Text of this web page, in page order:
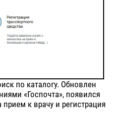
по каталогу. Обновлен
«Госпочта», появился
к врачу и регистрация